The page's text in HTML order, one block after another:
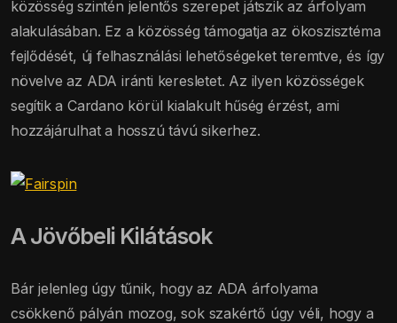
közösség szintén jelentős szerepet játszik az árfolyam
alakulásában. Ez a közösség támogatja az ökoszisztéma
fejlődését, új felhasználási lehetőségeket teremtve, és így
növelve az ADA iránti keresletet. Az ilyen közösségek
segítik a Cardano körül kialakult hűség érzést, ami
hozzájárulhat a hosszú távú sikerhez.
A Jövőbeli Kilátások
Bár jelenleg úgy tűnik, hogy az ADA árfolyama
csökkenő pályán mozog, sok szakértő úgy véli, hogy a